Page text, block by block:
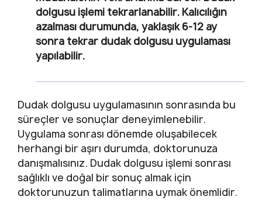
dolgusu işlemi tekrarlanabilir. Kalıcılığın
azalması durumunda, yaklaşık 6-12 ay
sonra tekrar dudak dolgusu uygulaması
yapılabilir.
Dudak dolgusu uygulamasının sonrasında bu
süreçler ve sonuçlar deneyimlenebilir.
Uygulama sonrası dönemde oluşabilecek
herhangi bir aşırı durumda, doktorunuza
danışmalısınız. Dudak dolgusu işlemi sonrası
sağlıklı ve doğal bir sonuç almak için
doktorunuzun talimatlarına uymak önemlidir.